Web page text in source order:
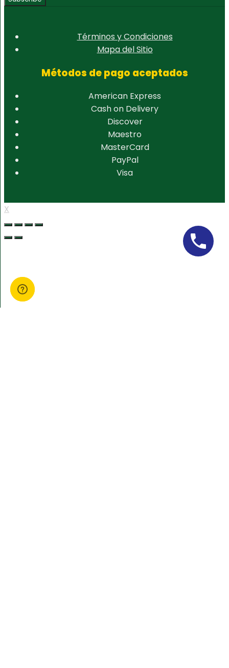
Términos y Condiciones
Mapa del Sitio
Métodos de pago aceptados
American Express
Cash on Delivery
Discover
Maestro
MasterCard
PayPal
Visa
X